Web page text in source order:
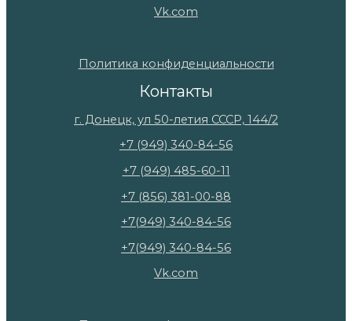
Vk.com
Политика конфиденциальности
Контакты
г. Донецк, ул 50-летия СССР, 144/2
+7 (949) 340-84-56
+7 (949) 485-60-11
+7 (856) 381-00-88
+7(949) 340-84-56
+7(949) 340-84-56
Vk.com